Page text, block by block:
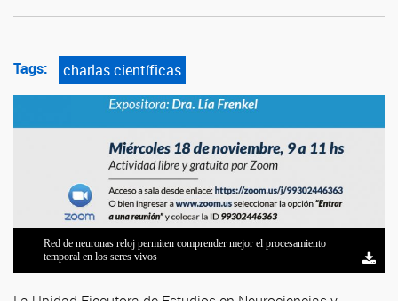
Tags: charlas científicas
Red de neuronas reloj permiten comprender mejor el procesamiento
temporal en los seres vivos